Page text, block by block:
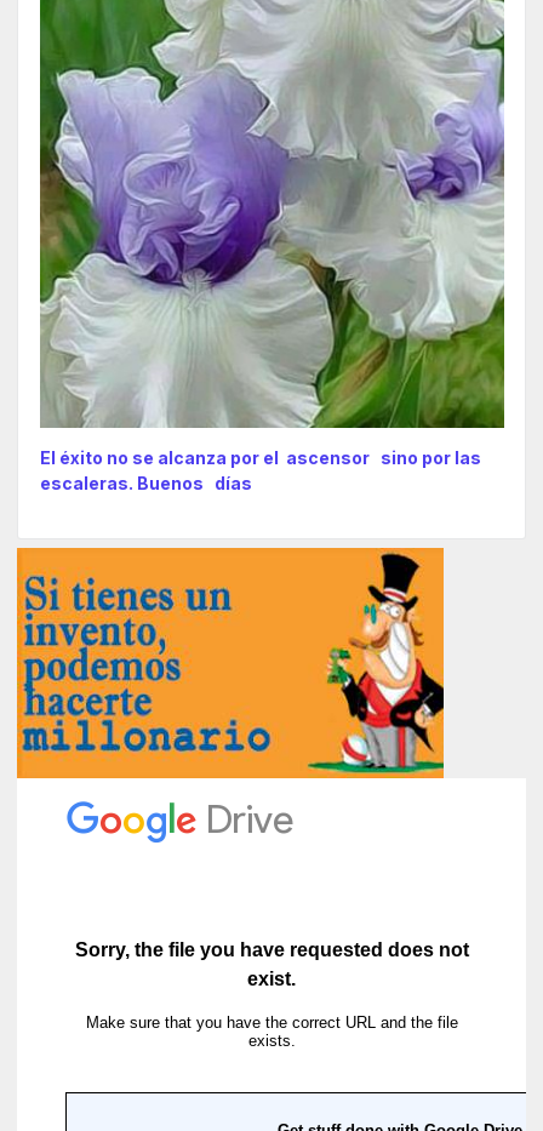
El éxito no se alcanza por el ascensor sino por las
escaleras. Buenos días